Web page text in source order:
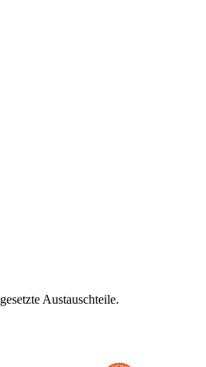
Austauschteile.